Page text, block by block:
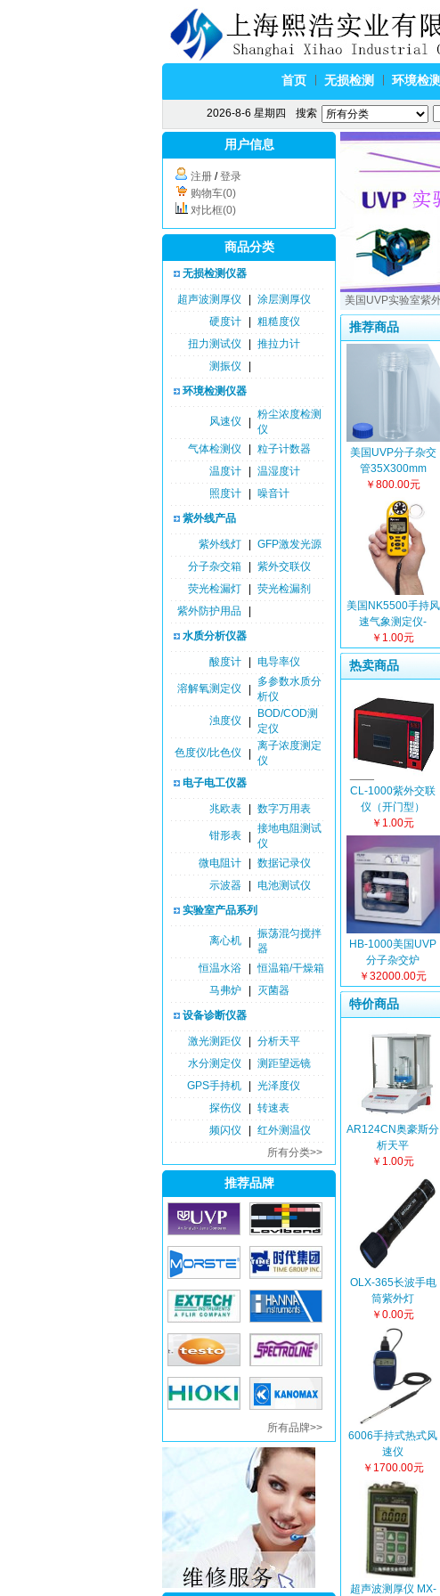
首页 无损检测 环境检测
2026-8-6 星期四 搜索
用户信息
注册 /登录
购物车(0)
对比框(0)
商品分类
无损检测仪器
超声波测厚仪
涂层测厚仪
硬度计
粗糙度仪
扭力测试仪
推拉力计
测振仪
环境检测仪器
风速仪
粉尘浓度检测
仪
气体检测仪
粒子计数器
温度计
温湿度计
照度计
噪音计
紫外线产品
紫外线灯
GFP激发光源
分子杂交箱
紫外交联仪
荧光检漏灯
荧光检漏剂
紫外防护用品
水质分析仪器
酸度计 电导率仪
溶解氧测定仪
多参数水质分
析仪
浊度仪
BOD/COD测
定仪
色度仪/比色仪
离子浓度测定
仪
电子电工仪器
兆欧表 数字万用表
钳形表
接地电阻测试
仪
微电阻计
数据记录仪
示波器
电池测试仪
实验室产品系列
离心机
振荡混匀搅拌
器
恒温水浴
恒温箱/干燥箱
马弗炉
灭菌器
设备诊断仪器
激光测距仪
分析天平
水分测定仪
测距望远镜
GPS手持机
光泽度仪
探伤仪
转速表
频闪仪
红外测温仪
所有分类>>
推荐品牌
所有品牌>>
美国UVP实验室紫
推荐商品
美国UVP分子杂交
管35X300mm
￥800.00元
美国NK5500手持风
速气象测定仪-
NK4500升级版
￥1.00元
热卖商品
CL-1000紫外交联
仪（开门型）
￥1.00元
HB-1000美国UVP
分子杂交炉
￥32000.00元
特价商品
AR124CN奥豪斯分
析天平
￥1.00元
OLX-365长波手电
筒紫外灯
￥0.00元
6006手持式热式风
速仪
￥1700.00元
超声波测厚仪 MX-